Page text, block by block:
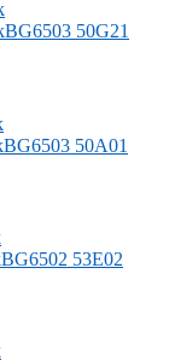
BG6503 50G21
BG6503 50A01
BG6502 53E02